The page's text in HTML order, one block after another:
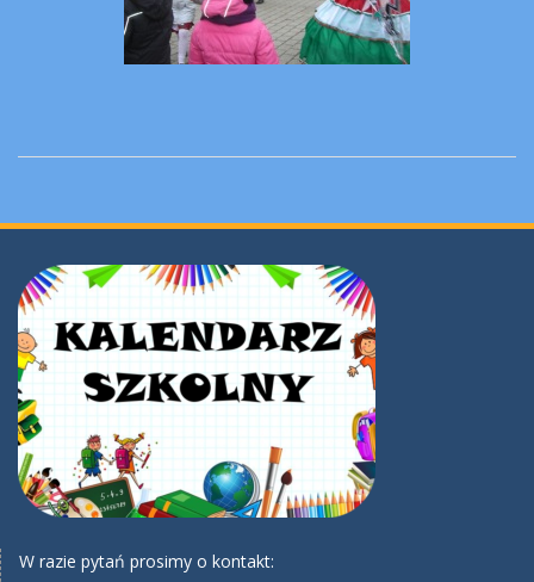
W razie pytań prosimy o kontakt: